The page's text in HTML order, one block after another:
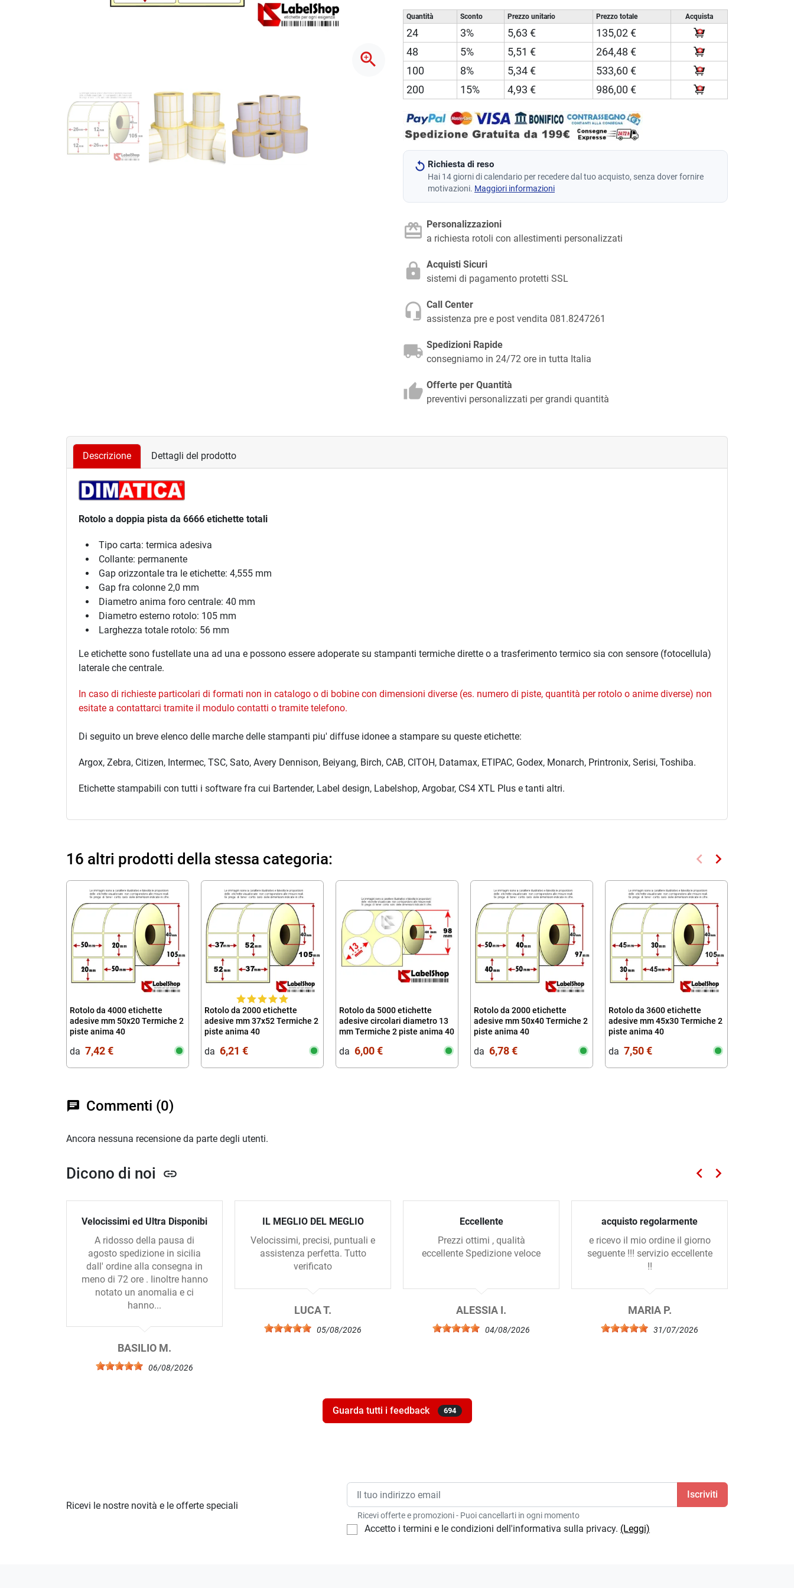
zoom_in
Quantità Sconto Prezzo unitario Prezzo totale Acquista
24 3% 5,63 €
135,02 €
48
5% 5,51 €
264,48 €
100
8% 5,34 €
533,60 €
200
15% 4,93 € 986,00 €
Richiesta di reso
Hai 14 giorni di calendario per recedere dal tuo acquisto, senza dover fornire
motivazioni. Maggiori informazioni
Personalizzazioni
a richiesta rotoli con allestimenti personalizzati
Acquisti Sicuri
sistemi di pagamento protetti SSL
Call Center
assistenza pre e post vendita 081.8247261
Spedizioni Rapide
consegniamo in 24/72 ore in tutta Italia
Offerte per Quantità
preventivi personalizzati per grandi quantità
Descrizione Dettagli del prodotto
Rotolo a doppia pista da 6666 etichette totali
Tipo carta: termica adesiva
Collante: permanente
Gap orizzontale tra le etichette: 4,555 mm
Gap fra colonne 2,0 mm
Diametro anima foro centrale: 40 mm
Diametro esterno rotolo: 105 mm
Larghezza totale rotolo: 56 mm
Le etichette sono fustellate una ad una e possono essere adoperate su stampanti termiche dirette o a trasferimento termico sia con sensore (fotocellula)
laterale che centrale.
In caso di richieste particolari di formati non in catalogo o di bobine con dimensioni diverse (es. numero di piste, quantità per rotolo o anime diverse) non
esitate a contattarci tramite il modulo contatti o tramite telefono.
Di seguito un breve elenco delle marche delle stampanti piu' diffuse idonee a stampare su queste etichette:
Argox, Zebra, Citizen, Intermec, TSC, Sato, Avery Dennison, Beiyang, Birch, CAB, CITOH, Datamax, ETIPAC, Godex, Monarch, Printronix, Serisi, Toshiba.
Etichette stampabili con tutti i software fra cui Bartender, Label design, Labelshop, Argobar, CS4 XTL Plus e tanti altri.
16 altri prodotti della stessa categoria: Precedente
keyboard_arrow_left Successivo
keyboard_arrow_right
Rotolo da 4000 etichette
adesive mm 50x20 Termiche 2
piste anima 40
da‎ ‎ 7,42 €
Rotolo da 2000 etichette
adesive mm 37x52 Termiche 2
piste anima 40
da‎ ‎ 6,21 €
Rotolo da 5000 etichette
adesive circolari diametro 13
mm Termiche 2 piste anima 40
da‎ ‎ 6,00 €
Rotolo da 2000 etichette
adesive mm 50x40 Termiche 2
piste anima 40
da‎ ‎ 6,78 €
Rotolo da 3600 etichette
adesive mm 45x30 Termiche 2
piste anima 40
da‎ ‎ 7,50 €
chat Commenti (0)
Ancora nessuna recensione da parte degli utenti.
Dicono di noi link Precedente
keyboard_arrow_left Successivo
keyboard_arrow_right
Velocissimi ed Ultra Disponibi
A ridosso della pausa di
agosto spedizione in sicilia
dall' ordine alla consegna in
meno di 72 ore . Iinoltre hanno
notato un anomalia e ci
hanno...
BASILIO M.
06/08/2026
IL MEGLIO DEL MEGLIO
Velocissimi, precisi, puntuali e
assistenza perfetta. Tutto
verificato
LUCA T.
05/08/2026
Eccellente
Prezzi ottimi , qualità
eccellente Spedizione veloce
ALESSIA I.
04/08/2026
acquisto regolarmente
e ricevo il mio ordine il giorno
seguente !!! servizio eccellente
!!
MARIA P.
31/07/2026
Guarda tutti i feedback 694
Ricevi le nostre novità e le offerte speciali
Ricevi offerte e promozioni - Puoi cancellarti in ogni momento
Accetto i termini e le condizioni dell'informativa sulla privacy. (Leggi)